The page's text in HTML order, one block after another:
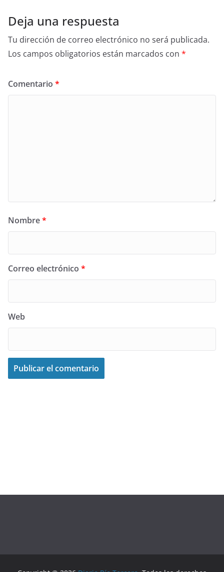
Deja una respuesta
Tu dirección de correo electrónico no será publicada.
Los campos obligatorios están marcados con *
Comentario *
Nombre*
Correo electrónico *
Web